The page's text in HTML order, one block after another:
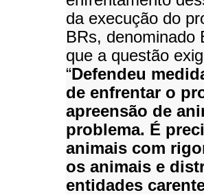
da execução do
BRs, denominado
que a questão
“Defendeu
de enfrentar o
apreensão de
problema. É
animais com
os animais e
entidades